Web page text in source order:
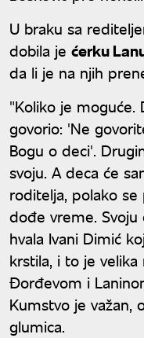
U braku sa
dobila je ćerku
da li je na njih
"Koliko je moguće.
govorio: 'Ne
Bogu o deci'.
svoju. A deca će
roditelja, polako
dođe vreme. Svoju
hvala Ivani Dimić
krstila, i to je
Đorđevom i
Kumstvo je važan,
glumica.